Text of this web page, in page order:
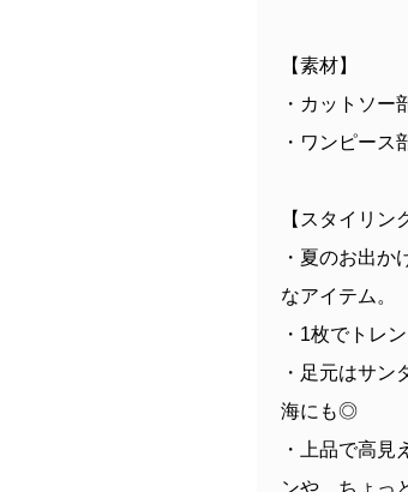
【素材】
・カットソー
・ワンピース
【スタイリン
・夏のお出
なアイテム。
・1枚でトレ
・足元はサ
海にも◎
・上品で高
ンや、ちょっ